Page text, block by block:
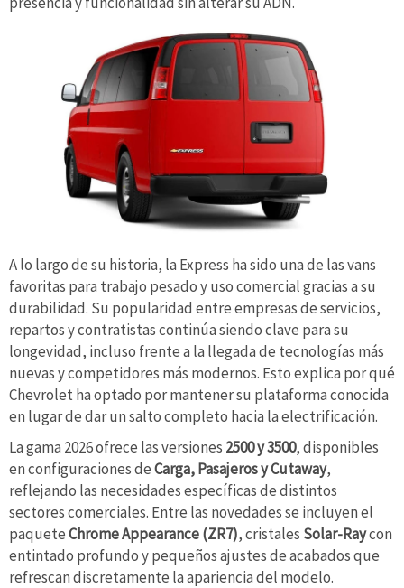
A lo largo de su historia, la Express ha sido una de las vans
favoritas para trabajo pesado y uso comercial gracias a su
durabilidad. Su popularidad entre empresas de servicios,
repartos y contratistas continúa siendo clave para su
longevidad, incluso frente a la llegada de tecnologías más
nuevas y competidores más modernos. Esto explica por qué
Chevrolet ha optado por mantener su plataforma conocida
en lugar de dar un salto completo hacia la electrificación.
La gama 2026 ofrece las versiones 2500 y 3500, disponibles
en configuraciones deCarga, Pasajeros y Cutaway,
reflejando las necesidades específicas de distintos
sectores comerciales. Entre las novedades se incluyen el
paqueteChrome Appearance (ZR7), cristales Solar-Raycon
entintado profundo y pequeños ajustes de acabados que
refrescan discretamente la apariencia del modelo.